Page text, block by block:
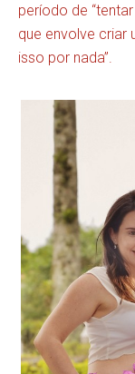
período de
que envolve criar
isso por nada”.